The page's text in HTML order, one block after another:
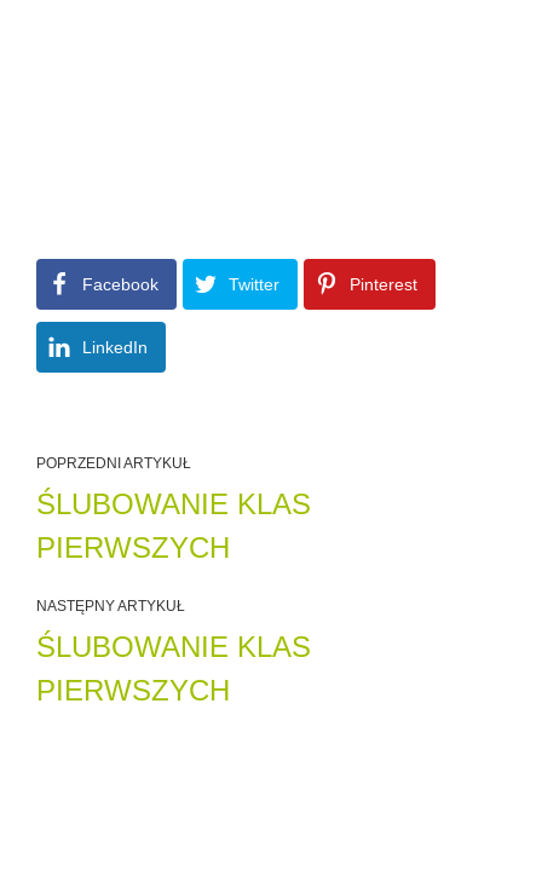
Facebook Twitter Pinterest
LinkedIn
POPRZEDNI ARTYKUŁ
ŚLUBOWANIE KLAS
PIERWSZYCH
NASTĘPNY ARTYKUŁ
ŚLUBOWANIE KLAS
PIERWSZYCH